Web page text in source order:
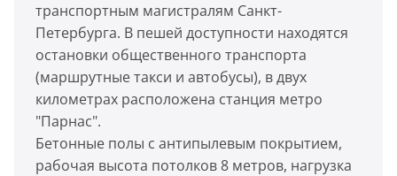
транспортным магистралям Санкт-
Петербурга. В пешей доступности находятся
остановки общественного транспорта
(маршрутные такси и автобусы), в двух
километрах расположена станция метро
"Парнас".
Бетонные полы с антипылевым покрытием,
рабочая высота потолков 8 метров, нагрузка